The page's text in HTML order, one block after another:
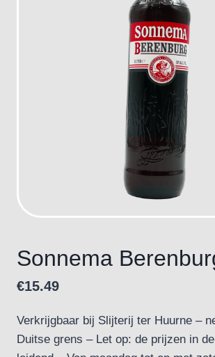
Sonnema
€15.49
Verkrijgbaar bij Slijterij ter Huurne –
Duitse grens – Let op: de prijzen in